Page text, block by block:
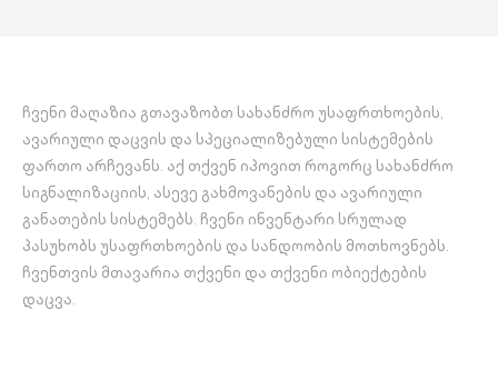
ჩვენი მაღაზია გთავაზობთ სახანძრო უსაფრთხოების,
ავარიული დაცვის და სპეციალიზებული სისტემების
ფართო არჩევანს. აქ თქვენ იპოვით როგორც სახანძრო
სიგნალიზაციის, ასევე გახმოვანების და ავარიული
განათების სისტემებს. ჩვენი ინვენტარი სრულად
პასუხობს უსაფრთხოების და სანდოობის მოთხოვნებს.
ჩვენთვის მთავარია თქვენი და თქვენი ობიექტების
დაცვა.